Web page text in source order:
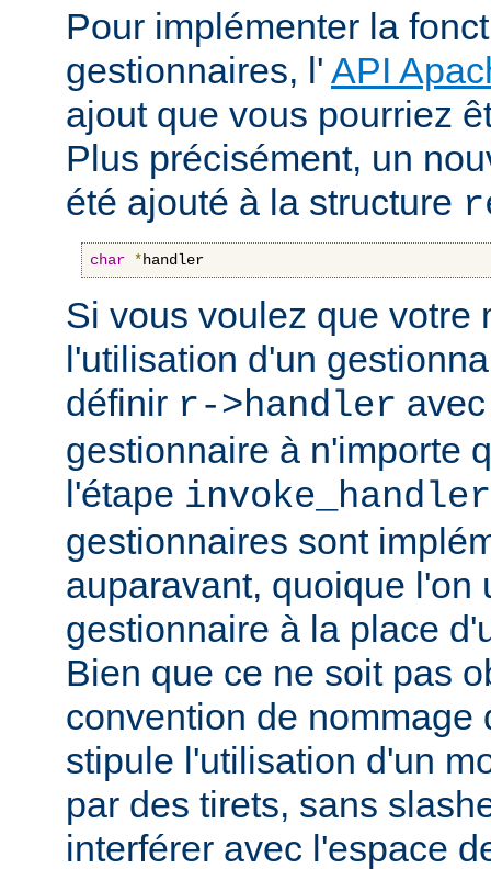
Pour implémenter la
gestionnaires, l' API
ajout que vous pourriez
Plus précisément, un
été ajouté à la structure
char *handler
Si vous voulez que votre
l'utilisation d'un
définir r->handler
gestionnaire à n'importe
l'étape invoke_handler
gestionnaires sont
auparavant, quoique l'on
gestionnaire à la place
Bien que ce ne soit pas
convention de nommage
stipule l'utilisation d'un
par des tirets, sans
interférer avec l'espace